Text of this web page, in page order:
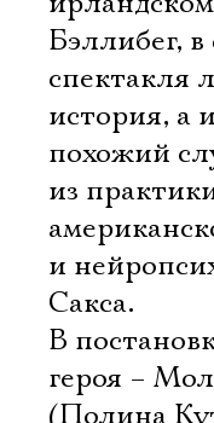
Бэллибег, в
спектакля
история, а
похожий
из
и
Сакса.
В
героя –
(Полина